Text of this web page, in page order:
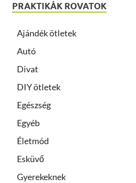
PRAKTIKÁK ROVATOK
Ajándék ötletek
Autó
Divat
DIY ötletek
Egészség
Egyéb
Életmód
Esküvő
Gyerekeknek